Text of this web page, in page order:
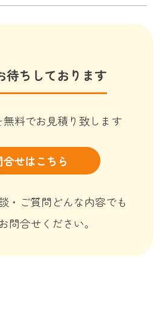
待ちしております
無料でお見積り致します
合せはこちら
・ご質問どんな内容でも
問合せください。